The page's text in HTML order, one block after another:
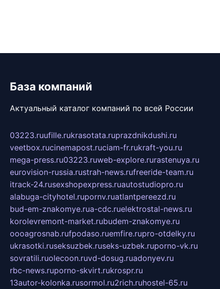
База компаний
Актуальный каталог компаний по всей России
03223.ruufille.rukrasotata.ruprazdnikdushi.ru
veetbox.rucinemapost.ruciam-fr.rukraft-you.ru
mega-press.ru03223.ruweb-explore.rurastenuya.ru
eurovision-russia.rustrah-news.rufreeride-team.ru
itrack-24.rusexshopexpress.ruautostudiopro.ru
alabuga-cityhotel.rupornv.ruatlantpereezd.ru
bud-em-znakomye.rua-cdc.ruelektrostal-news.ru
korolevremont-market.rubudem-znakomye.ru
oooagrosnab.rufpodaso.ruemfire.rupro-otdelky.ru
ukrasotki.ruseksuzbek.ruseks-uzbek.ruporno-vk.ru
sovratili.ruolecoon.ruvd-dosug.ruadonyev.ru
rbc-news.ruporno-skvirt.rukrospr.ru
13autor-kolonka.rusormol.ru2rich.ruhostel-65.ru